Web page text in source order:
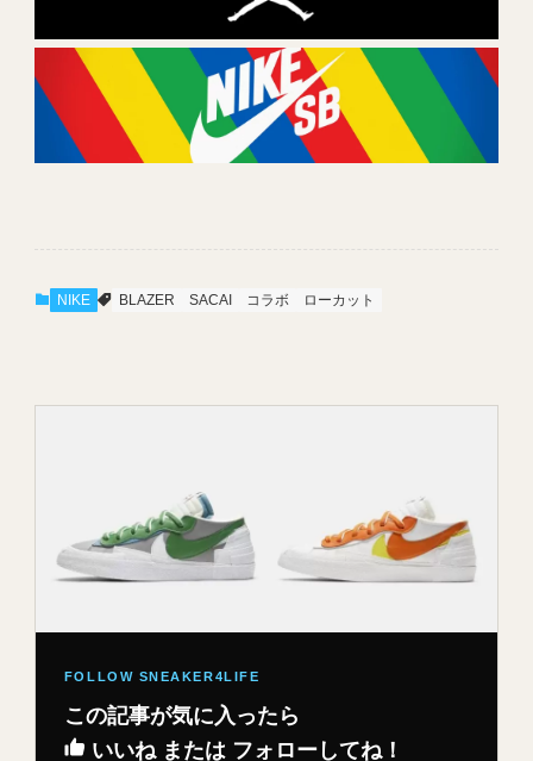
NIKE BLAZER SACAI コラボ ローカット
この記事が気に入ったら
いいね または フォローしてね！